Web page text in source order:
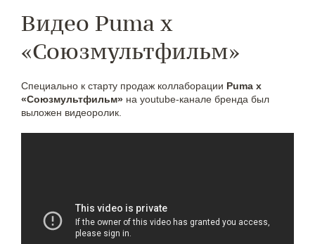
Видео Puma x
«Союзмультфильм»
Специально к старту продаж коллаборации Puma x
«Союзмультфильм» на youtube-канале бренда был
выложен видеоролик.